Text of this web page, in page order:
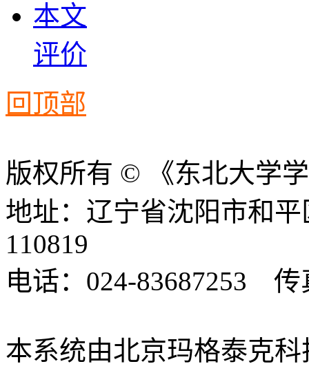
本文
评价
回顶部
版权所有 © 《东北大学
地址：辽宁省沈阳市和
110819
电话：024-83687253
本系统由北京玛格泰克